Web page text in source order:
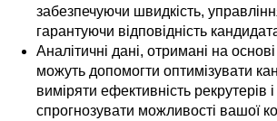
забезпечуючи швидкість,
гарантуючи відповідність
Аналітичні дані, отримані на основі
можуть допомогти оптимізувати
виміряти ефективність рекрутерів
спрогнозувати можливості вашої